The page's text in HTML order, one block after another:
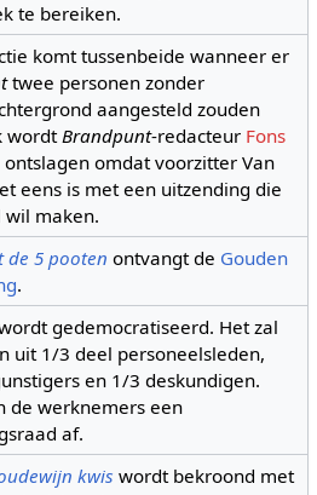
te bereiken.
komt tussenbeide wanneer er
twee personen zonder
aangesteld zouden
wordtBrandpunt-redacteur Fons
ontslagen omdat voorzitter Van
eens is met een uitzending die
wil maken.
de 5 pooten ontvangt de Gouden
.
gedemocratiseerd. Het zal
uit 1/3 deel personeelsleden,
en 1/3 deskundigen.
de werknemers een
af.
kwis wordt bekroond met